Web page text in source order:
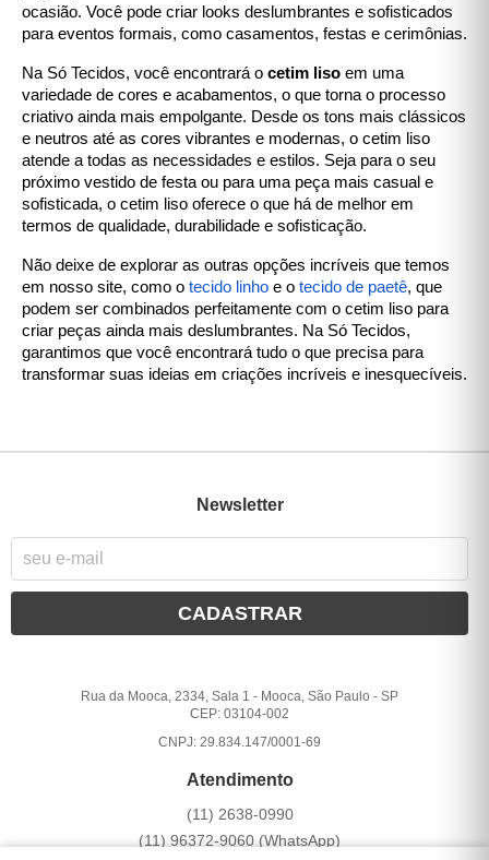
ocasião. Você pode criar looks deslumbrantes e sofisticados
para eventos formais, como casamentos, festas e cerimônias.
Na Só Tecidos, você encontrará o cetim liso em uma
variedade de cores e acabamentos, o que torna o processo
criativo ainda mais empolgante. Desde os tons mais clássicos
e neutros até as cores vibrantes e modernas, o cetim liso
atende a todas as necessidades e estilos. Seja para o seu
próximo vestido de festa ou para uma peça mais casual e
sofisticada, o cetim liso oferece o que há de melhor em
termos de qualidade, durabilidade e sofisticação.
Não deixe de explorar as outras opções incríveis que temos
em nosso site, como o tecido linho e o tecido de paetê, que
podem ser combinados perfeitamente com o cetim liso para
criar peças ainda mais deslumbrantes. Na Só Tecidos,
garantimos que você encontrará tudo o que precisa para
transformar suas ideias em criações incríveis e inesquecíveis.
Newsletter
CADASTRAR
Rua da Mooca, 2334, Sala 1 - Mooca, São Paulo -SP
CEP: 03104-002
CNPJ: 29.834.147/0001-69
Atendimento
(11) 2638-0990
(11) 96372-9060(WhatsApp)